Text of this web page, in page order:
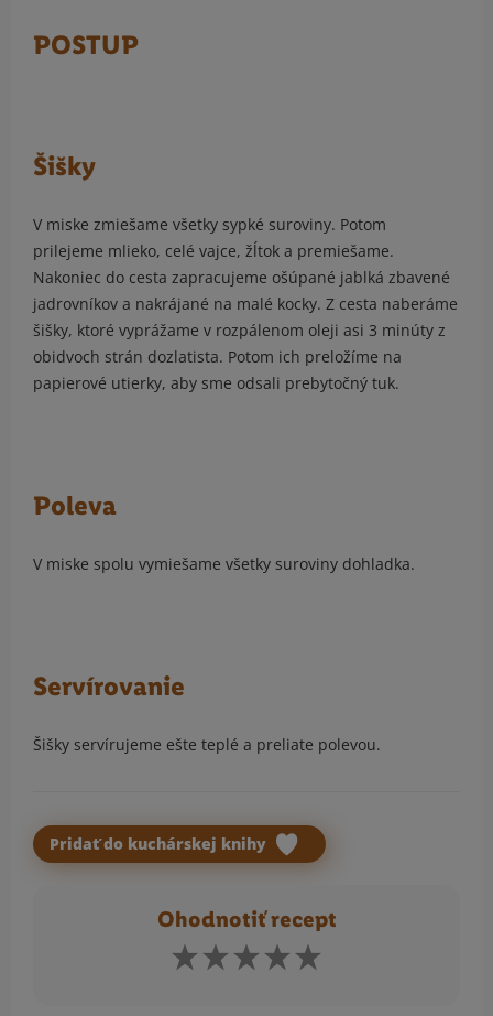
POSTUP
Šišky
V miske zmiešame všetky sypké suroviny. Potom
prilejeme mlieko, celé vajce, žĺtok a premiešame.
Nakoniec do cesta zapracujeme ošúpané jablká zbavené
jadrovníkov a nakrájané na malé kocky. Z cesta naberáme
šišky, ktoré vyprážame v rozpálenom oleji asi 3 minúty z
obidvoch strán dozlatista. Potom ich preložíme na
papierové utierky, aby sme odsali prebytočný tuk.
Poleva
V miske spolu vymiešame všetky suroviny dohladka.
Servírovanie
Šišky servírujeme ešte teplé a preliate polevou.
Pridať do kuchárskej knihy
Ohodnotiť recept